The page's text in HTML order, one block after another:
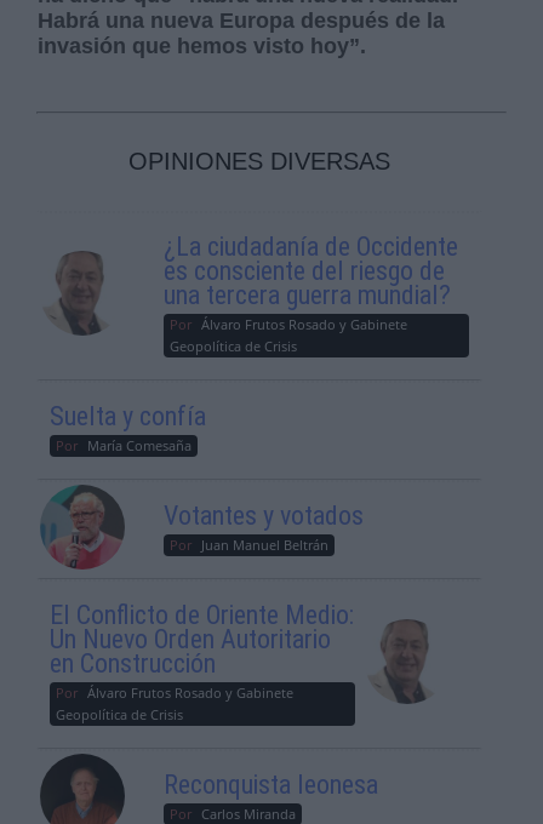
Habrá una nueva Europa después de la
invasión que hemos visto hoy”.
OPINIONES DIVERSAS
¿La ciudadanía de Occidente
es consciente del riesgo de
una tercera guerra mundial?
Por Álvaro Frutos Rosado y Gabinete
Geopolítica de Crisis
Suelta y confía
Por María Comesaña
Votantes y votados
Por Juan Manuel Beltrán
El Conflicto de Oriente Medio:
Un Nuevo Orden Autoritario
en Construcción
Por Álvaro Frutos Rosado y Gabinete
Geopolítica de Crisis
Reconquista leonesa
Por Carlos Miranda